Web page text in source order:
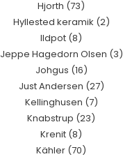
Hjorth (73)
Hyllested keramik (2)
Ildpot (8)
Jeppe Hagedorn Olsen (3)
Johgus (16)
Just Andersen (27)
Kellinghusen (7)
Knabstrup (23)
Krenit (8)
Kähler (70)